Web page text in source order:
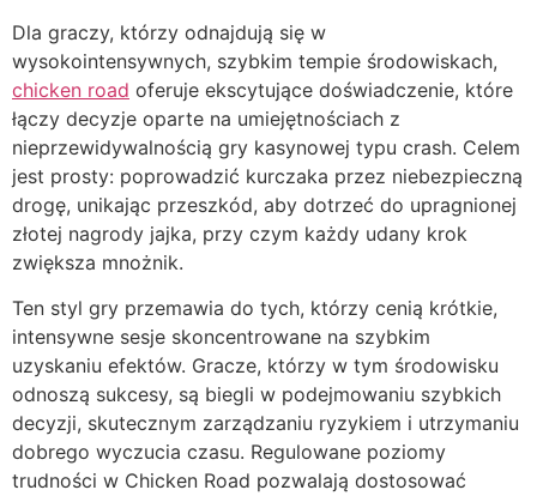
Dla graczy, którzy odnajdują się w
wysokointensywnych, szybkim tempie środowiskach,
chicken road oferuje ekscytujące doświadczenie, które
łączy decyzje oparte na umiejętnościach z
nieprzewidywalnością gry kasynowej typu crash. Celem
jest prosty: poprowadzić kurczaka przez niebezpieczną
drogę, unikając przeszkód, aby dotrzeć do upragnionej
złotej nagrody jajka, przy czym każdy udany krok
zwiększa mnożnik.
Ten styl gry przemawia do tych, którzy cenią krótkie,
intensywne sesje skoncentrowane na szybkim
uzyskaniu efektów. Gracze, którzy w tym środowisku
odnoszą sukcesy, są biegli w podejmowaniu szybkich
decyzji, skutecznym zarządzaniu ryzykiem i utrzymaniu
dobrego wyczucia czasu. Regulowane poziomy
trudności w Chicken Road pozwalają dostosować